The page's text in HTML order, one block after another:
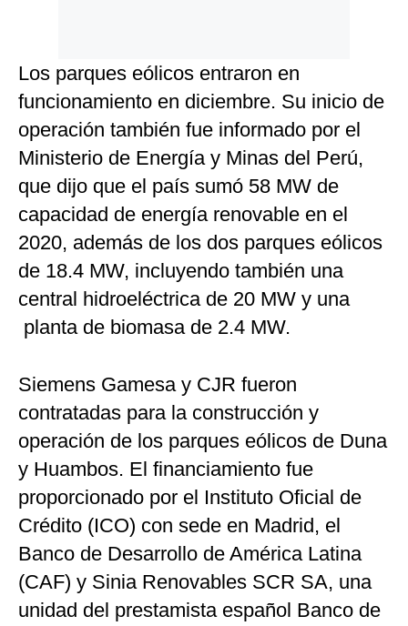
Los parques eólicos entraron en
funcionamiento en diciembre. Su inicio de
operación también fue informado por el
Ministerio de Energía y Minas del Perú,
que dijo que el país sumó 58 MW de
capacidad de energía renovable en el
2020, además de los dos parques eólicos
de 18.4 MW, incluyendo también una
central hidroeléctrica de 20 MW y una
planta de biomasa de 2.4 MW.
Siemens Gamesa y CJR fueron
contratadas para la construcción y
operación de los parques eólicos de Duna
y Huambos. El financiamiento fue
proporcionado por el Instituto Oficial de
Crédito (ICO) con sede en Madrid, el
Banco de Desarrollo de América Latina
(CAF) y Sinia Renovables SCR SA, una
unidad del prestamista español Banco de